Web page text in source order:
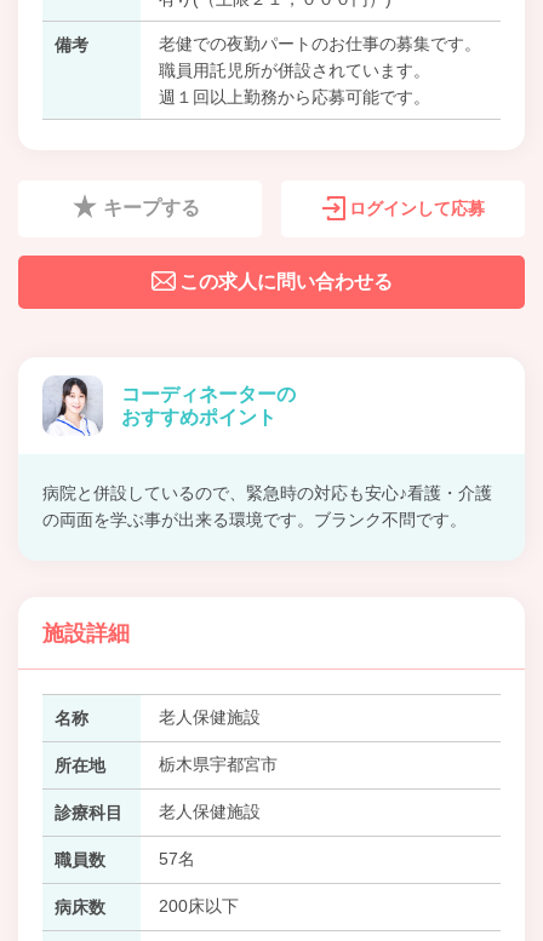
備考
老健での夜勤パートのお仕事の募集です。
職員用託児所が併設されています。
週１回以上勤務から応募可能です。
キープする ログインして応募
この求人に問い合わせる
コーディネーターの
おすすめポイント
病院と併設しているので、緊急時の対応も安心♪看護・介護
の両面を学ぶ事が出来る環境です。ブランク不問です。
施設詳細
名称 老人保健施設
所在地 栃木県宇都宮市
診療科目 老人保健施設
職員数 57名
病床数 200床以下